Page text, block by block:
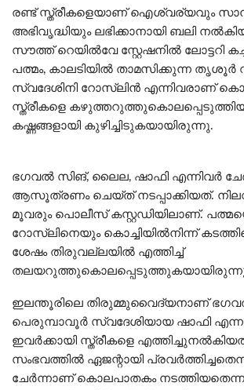
രണ്ട് സ്ത്രീകളെയാണ് ഐശ്വര്യവും
അഭിവൃദ്ധിയും ലഭിക്കാനായി ബലി
സൗത്ത് റെയിൽവേ സ്റ്റേഷനിൽ ലോട്ടറി
പത്മം, കാലടിയിൽ താമസിക്കുന്ന തൃശൂർ
സ്വദേശിനി റോസ്ലിൻ എന്നിവരാണ്
സ്ത്രീകളെ
കഷ്ണങ്ങളായി കുഴിച്ചിടുകയായിരുന്നു.
ഭഗവൽ സിങ്, ലൈല, ഷാഫി എന്നിവർ
ആസൂത്രണം ചെയ്ത് നടപ്പാക്കിയത്.
മൂവരും പൊലീസ് കസ്റ്റഡിയിലാണ്.
റോസ്ലിനെയും കൊച്ചിയിൽനിന്ന്
ശേഷം തിരുവല്ലയിൽ എത്തിച്ച്
ഇലന്തൂരിലെ തിരുമ്മുവൈദ്യനാണ്
പെരുമ്പാവൂർ സ്വദേശിയായ ഷാഫി
ഇവർക്കായി സ്ത്രീകളെ
സംഭവത്തിൽ ഏജന്റായി
ചേർന്നാണ് കൊലപാതകം